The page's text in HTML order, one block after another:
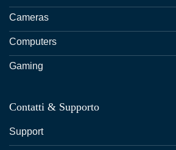
Cameras
Computers
Gaming
Contatti & Supporto
Support